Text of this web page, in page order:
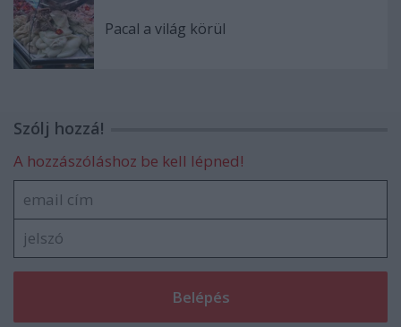
Pacal a világ körül
Szólj hozzá!
A hozzászóláshoz be kell lépned!